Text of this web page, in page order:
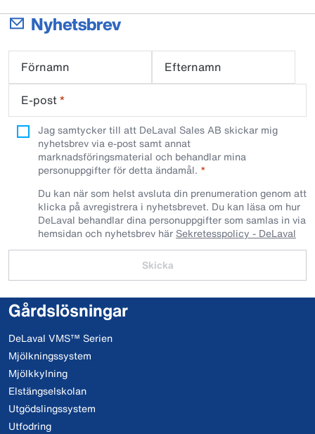
Nyhetsbrev
Förnamn
Efternamn
E-post*
Jag samtycker till att DeLaval Sales AB skickar mig
nyhetsbrev via e-post samt annat
marknadsföringsmaterial och behandlar mina
personuppgifter för detta ändamål.
Du kan när som helst avsluta din prenumeration genom att
klicka på avregistrera i nyhetsbrevet. Du kan läsa om hur
DeLaval behandlar dina personuppgifter som samlas in via
hemsidan och nyhetsbrev här Sekretesspolicy - DeLaval
Skicka
Gårdslösningar
DeLaval VMS™ Serien
Mjölkningssystem
Mjölkkylning
Elstängselskolan
Utgödslingssystem
Utfodring